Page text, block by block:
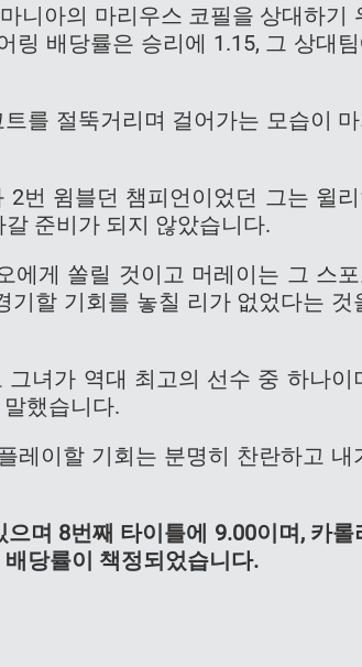
니아의 마리우스 코필을 상대하기
링 배당률은 승리에 1.15, 그 상대
를 절뚝거리며 걸어가는 모습이
번 윔블던 챔피언이었던 그는 윌
준비가 되지 않았습니다.
에게 쏠릴 것이고 머레이는 그 스
할 기회를 놓칠 리가 없었다는 것
녀가 역대 최고의 선수 중 하나이
했습니다.
레이할 기회는 분명히 찬란하고 내
며 8번째 타이틀에 9.00이며, 카롤
당률이 책정되었습니다.